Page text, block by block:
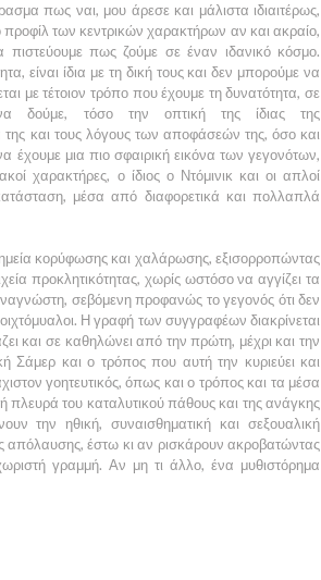
πως ναι, μου άρεσε και μάλιστα ιδιαιτέρως,
των κεντρικών χαρακτήρων αν και ακραίο,
πιστεύουμε πως ζούμε σε έναν ιδανικό κόσμο.
είναι ίδια με τη δική τους και δεν μπορούμε να
με τέτοιον τρόπο που έχουμε τη δυνατότητα, σε
δούμε, τόσο την οπτική της ίδιας της
και τους λόγους των αποφάσεών της, όσο και
έχουμε μια πιο σφαιρική εικόνα των γεγονότων,
χαρακτήρες, ο ίδιος ο Ντόμινικ και οι απλοί
μέσα από διαφορετικά και πολλαπλά
κορύφωσης και χαλάρωσης, εξισορροπώντας
προκλητικότητας, χωρίς ωστόσο να αγγίζει τα
σεβόμενη προφανώς το γεγονός ότι δεν
Η γραφή των συγγραφέων διακρίνεται
και σε καθηλώνει από την πρώτη, μέχρι και την
Σάμερ και ο τρόπος που αυτή την κυριεύει και
γοητευτικός, όπως και ο τρόπος και τα μέσα
πλευρά του καταλυτικού πάθους και της ανάγκης
την ηθική, συναισθηματική και σεξουαλική
απόλαυσης, έστω κι αν ρισκάρουν ακροβατώντας
γραμμή. Αν μη τι άλλο, ένα μυθιστόρημα